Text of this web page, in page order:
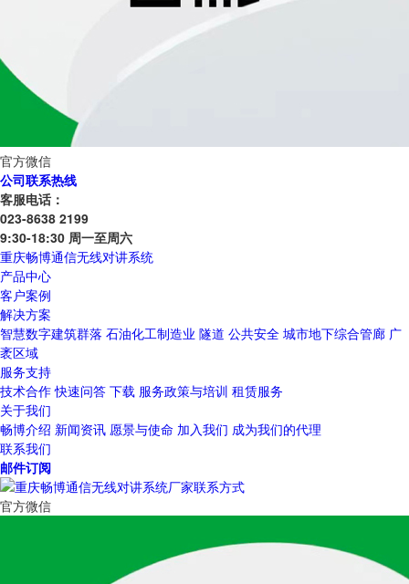
官方微信
公司联系热线
客服电话：
023-8638 2199
9:30-18:30 周一至周六
重庆畅博通信无线对讲系统
产品中心
客户案例
解决方案
智慧数字建筑群落 石油化工制造业 隧道 公共安全 城市地下综合管廊 广
袤区域
服务支持
技术合作 快速问答 下载 服务政策与培训 租赁服务
关于我们
畅博介绍 新闻资讯 愿景与使命 加入我们 成为我们的代理
联系我们
邮件订阅
官方微信